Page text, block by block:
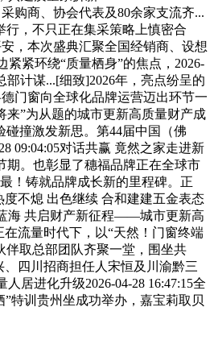
购商、协会代表及80余家支流齐...
，不只正在集采策略上慎密合
，本次盛典汇聚全国经销商、设想
紧环绕“质量栖身”的焦点，2026-
部计谋...[细致]2026年，亮点纷呈的
门窗向全球化品牌运营迈出环节一
”为从题的城市更新高质量财产成
撞激发新思。第44届中国（佛
09:04:05对话共赢 竟然之家走进新
期。也彰显了穗福品牌正在全球市
！铸就品牌成长新的里程碑。正
度不熄 出色继续 合和建建五金表态
海 共启财产新征程——城市更新高
流量时代下，以“天然！门窗终端
伴取总部团队齐聚一堂，围坐共
四川招商担任人宋恒及川渝黔三
居进化升级2026-04-28 16:47:15全
特训贵州坐成功举办，嘉宝莉取贝